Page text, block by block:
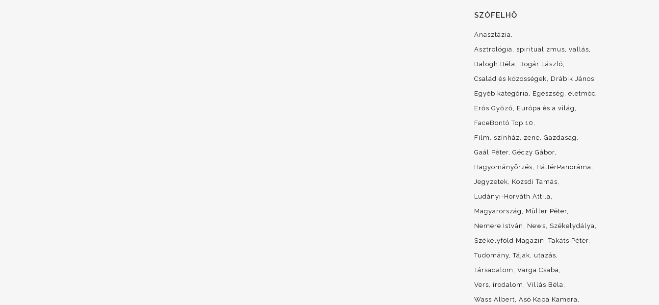
SZÓFELHŐ
Anasztázia
Asztrológia, spiritualizmus, vallás
Balogh Béla
Bogár László
Család és közösségek
Drábik János
Egyéb kategória
Egészség, életmód
Erős Győző
Európa és a világ
FaceBontó Top 10
Film, színház, zene Gazdaság
Gaál Péter Géczy Gábor
Hagyományörzés
HáttérPanoráma
Jegyzetek
Kozsdi Tamás
Ludányi-Horváth Attila
Magyarország
Müller Péter
Nemere István
News
Székelydálya
Székelyföld Magazin
Takáts Péter
Tudomány Tájak, utazás
Társadalom
Varga Csaba
Vers, irodalom
Villás Béla
Wass Albert Ásó Kapa Kamera